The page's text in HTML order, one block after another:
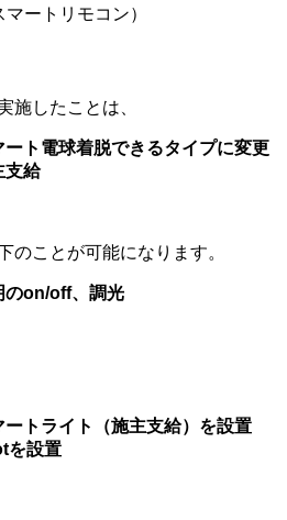
ートリモコン）
施したことは、
ト電球着脱できるタイプに変更
支給
のことが可能になります。
のon/off、調光
トライト（施主支給）を設置
を設置